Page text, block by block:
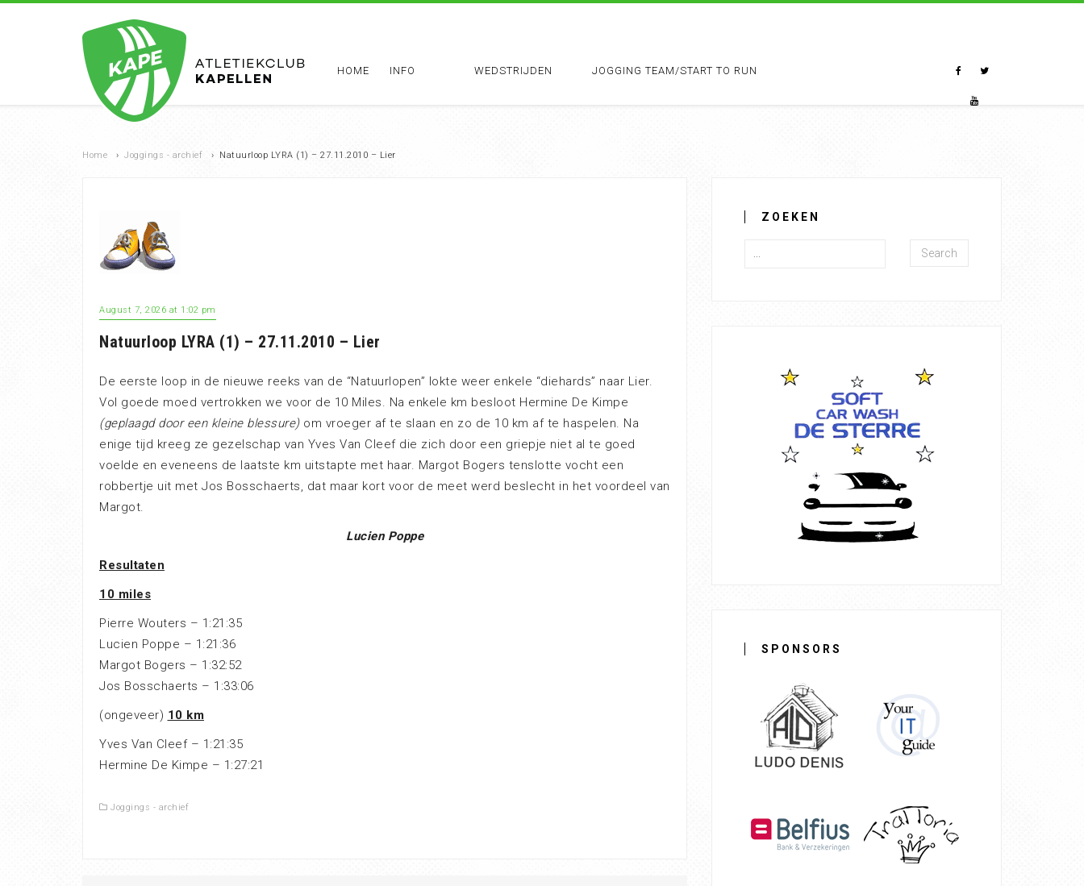
HOME INFO WEDSTRIJDEN JOGGING TEAM/START TO RUN
Home › Joggings - archief › Natuurloop LYRA (1) – 27.11.2010 – Lier
August 7, 2026 at 1:02 pm
Natuurloop LYRA (1) – 27.11.2010 – Lier
De eerste loop in de nieuwe reeks van de “Natuurlopen” lokte weer enkele “diehards” naar Lier.
Vol goede moed vertrokken we voor de 10 Miles. Na enkele km besloot Hermine De Kimpe
(geplaagd door een kleine blessure)om vroeger af te slaan en zo de 10 km af te haspelen. Na
enige tijd kreeg ze gezelschap van Yves Van Cleef die zich door een griepje niet al te goed
voelde en eveneens de laatste km uitstapte met haar. Margot Bogers tenslotte vocht een
robbertje uit met Jos Bosschaerts, dat maar kort voor de meet werd beslecht in het voordeel van
Margot.
Lucien Poppe
Resultaten
10 miles
Pierre Wouters – 1:21:35
Lucien Poppe – 1:21:36
Margot Bogers – 1:32:52
Jos Bosschaerts – 1:33:06
(ongeveer) 10 km
Yves Van Cleef – 1:21:35
Hermine De Kimpe – 1:27:21
Joggings - archief
ZOEKEN
Search
SPONSORS